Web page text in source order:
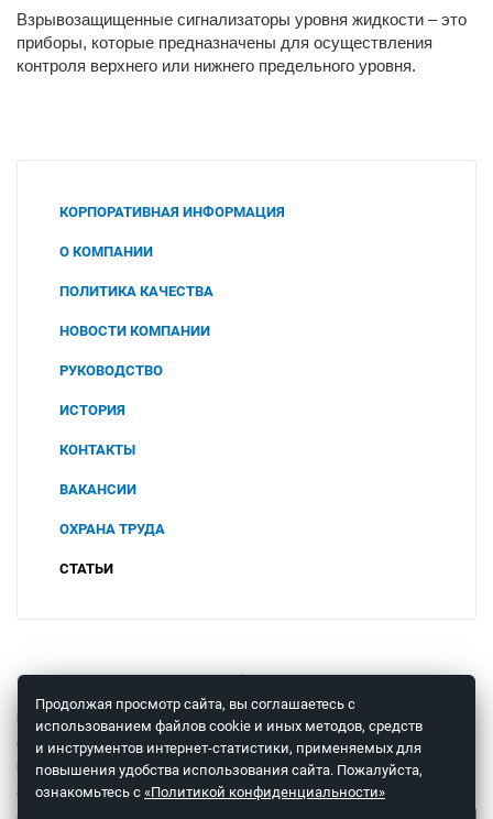
Взрывозащищенные сигнализаторы уровня жидкости – это
приборы, которые предназначены для осуществления
контроля верхнего или нижнего предельного уровня.
КОРПОРАТИВНАЯ ИНФОРМАЦИЯ
О КОМПАНИИ
ПОЛИТИКА КАЧЕСТВА
НОВОСТИ КОМПАНИИ
РУКОВОДСТВО
ИСТОРИЯ
КОНТАКТЫ
ВАКАНСИИ
ОХРАНА ТРУДА
2024
ПРОМЫШЛЕННОЙ БЕЗОПАСНОСТИ
СТАТЬИ
© 2008 – 2026 ООО «Теплоприбор-Сенсор»
КОНСУЛЬТАЦИЯ СПЕЦИАЛИСТА
ОТПРАВКА ОБОРУДОВАНИЯ В
РЕМОНТ
ОТЗЫВЫ
Мы в соцсетях
Продолжая просмотр сайта, вы соглашаетесь с
использованием файлов cookie и иных методов, средств
и инструментов интернет-статистики, применяемых для
повышения удобства использования сайта. Пожалуйста,
ознакомьтесь с«Политикой конфиденциальности»